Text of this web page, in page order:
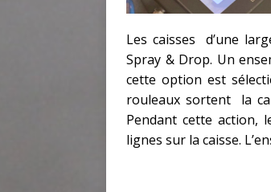
Les caisses d’une
Spray & Drop. Un
cette option est
rouleaux sortent la
Pendant cette action,
lignes sur la caisse.